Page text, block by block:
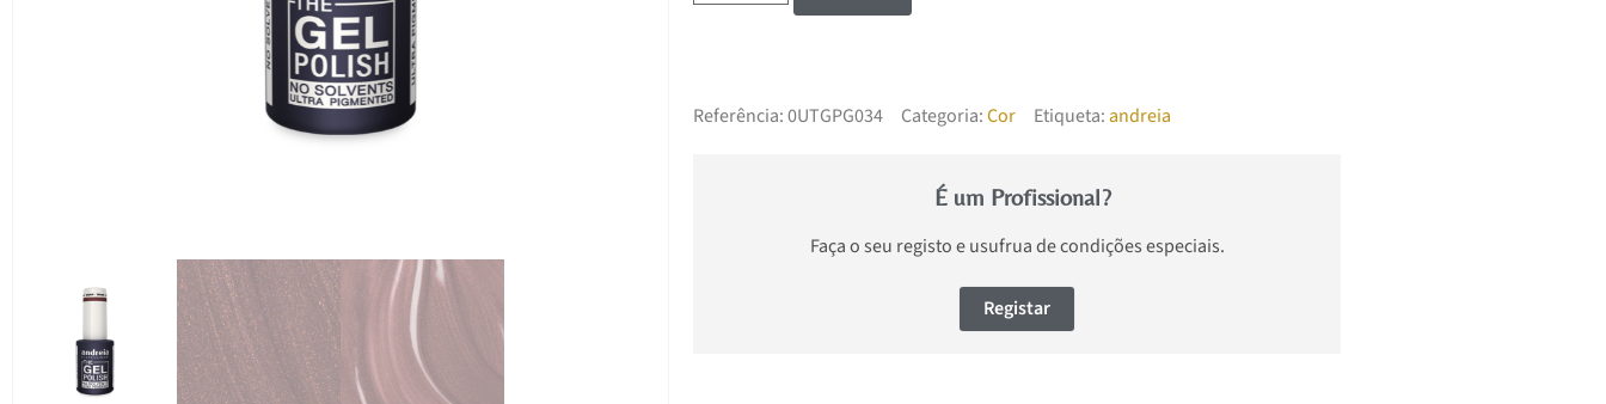
Referência:0UTGPG034 Categoria:Cor Etiqueta:andreia
É um Profissional?
Faça o seu registo e usufrua de condições especiais.
Registar